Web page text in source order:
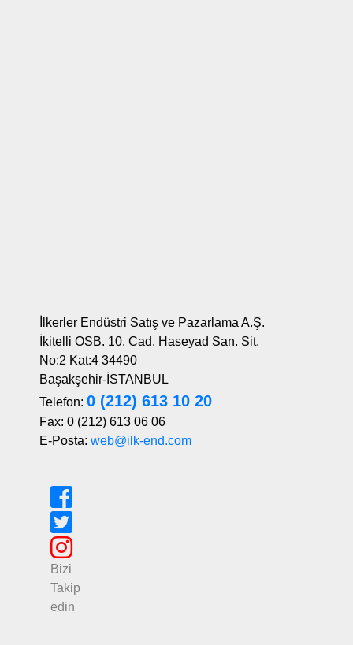
İlkerler Endüstri Satış ve Pazarlama A.Ş.
İkitelli OSB. 10. Cad. Haseyad San. Sit.
No:2 Kat:4 34490
Başakşehir-İSTANBUL
Telefon: 0 (212) 613 10 20
Fax: 0 (212) 613 06 06
E-Posta: web@ilk-end.com
Bizi
Takip
edin